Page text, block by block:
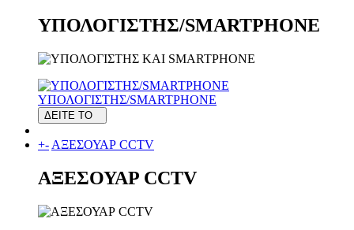
ΥΠΟΛΟΓΙΣΤΗΣ/SMARTPHONE
ΥΠΟΛΟΓΙΣΤΗΣ/SMARTPHONE
ΔΕΙΤΕ ΤΟ
+- ΑΞΕΣΟΥΑΡ CCTV
ΑΞΕΣΟΥΑΡ CCTV